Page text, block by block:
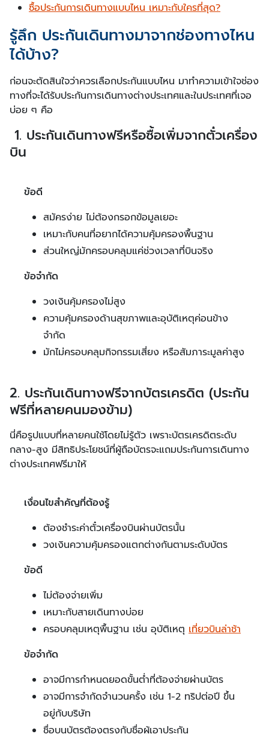
ซื้อประกันการเดินทางแบบไหน เหมาะกับใครที่สุด?
รู้ลึก ประกันเดินทางมาจากช่องทางไหน
ได้บ้าง?
ก่อนจะตัดสินใจว่าควรเลือกประกันแบบไหน มาทำความเข้าใจช่อง
ทางที่จะได้รับประกันการเดินทางต่างประเทศและในประเทศที่เจอ
บ่อย ๆ คือ
1. ประกันเดินทางฟรีหรือซื้อเพิ่มจากตั๋วเครื่อง
บิน
ข้อดี
สมัครง่าย ไม่ต้องกรอกข้อมูลเยอะ
เหมาะกับคนที่อยากได้ความคุ้มครองพื้นฐาน
ส่วนใหญ่มักครอบคลุมแค่ช่วงเวลาที่บินจริง
ข้อจำกัด
วงเงินคุ้มครองไม่สูง
ความคุ้มครองด้านสุขภาพและอุบัติเหตุค่อนข้าง
จำกัด
มักไม่ครอบคลุมกิจกรรมเสี่ยง หรือสัมภาระมูลค่าสูง
2. ประกันเดินทางฟรีจากบัตรเครดิต (ประกัน
ฟรีที่หลายคนมองข้าม)
นี่คือรูปแบบที่หลายคนใช้โดยไม่รู้ตัว เพราะบัตรเครดิตระดับ
กลาง-สูง มีสิทธิประโยชน์ที่ผู้ถือบัตรจะแถมประกันการเดินทาง
ต่างประเทศฟรีมาให้
เงื่อนไขสำคัญที่ต้องรู้
ต้องชำระค่าตั๋วเครื่องบินผ่านบัตรนั้น
วงเงินความคุ้มครองแตกต่างกันตามระดับบัตร
ข้อดี
ไม่ต้องจ่ายเพิ่ม
เหมาะกับสายเดินทางบ่อย
ครอบคลุมเหตุพื้นฐาน เช่น อุบัติเหตุ เที่ยวบินล่าช้า
ข้อจำกัด
อาจมีการกำหนดยอดขั้นต่ำที่ต้องจ่ายผ่านบัตร
อาจมีการจำกัดจำนวนครั้ง เช่น 1-2 ทริปต่อปี ขึ้น
อยู่กับบริษัท
ชื่อบนบัตรต้องตรงกับชื่อผู้เอาประกัน